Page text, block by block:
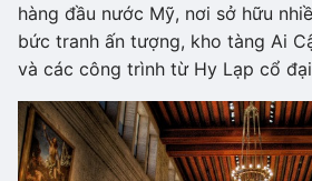
hàng đầu nước Mỹ, nơi sở hữu
bức tranh ấn tượng, kho tàng Ai
và các công trình từ Hy Lạp cổ